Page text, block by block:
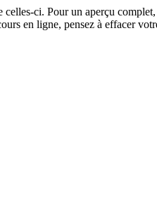
ci. Pour un aperçu
en ligne, pensez à effacer